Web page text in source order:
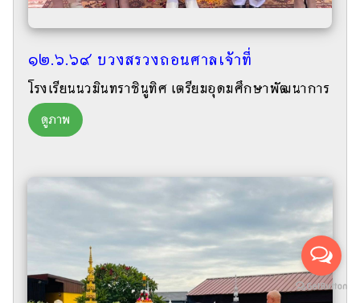
๑๒.๖.๖๙ บวงสรวงถอนศาลเจ้าที่
โรงเรียนนวมินทราชินูทิศ เตรียมอุดมศึกษาพัฒนาการ
ดูภาพ